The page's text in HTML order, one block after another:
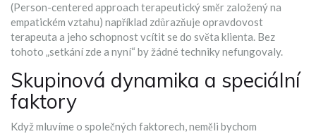
(Person-centered approach terapeutický směr založený na
empatickém vztahu) například zdůrazňuje opravdovost
terapeuta a jeho schopnost vcítit se do světa klienta. Bez
tohoto „setkání zde a nyní“ by žádné techniky nefungovaly.
Skupinová dynamika a speciální
faktory
Když mluvíme o společných faktorech, neměli bychom